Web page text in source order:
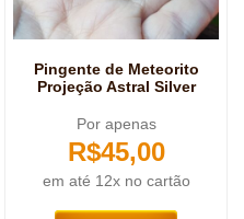
Pingente de Meteorito
Projeção Astral Silver
Por apenas
R$45,00
em até 12x no cartão